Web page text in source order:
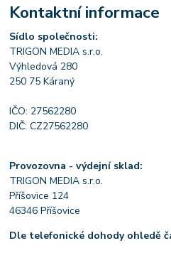
Kontaktní informace
Sídlo společnosti:
TRIGON MEDIA s.r.o.
Výhledová 280
250 75 Káraný
IČO: 27562280
DIČ: CZ27562280
Provozovna - výdejní sklad:
TRIGON MEDIA s.r.o.
Příšovice 124
46346 Příšovice
Dle telefonické dohody ohledě